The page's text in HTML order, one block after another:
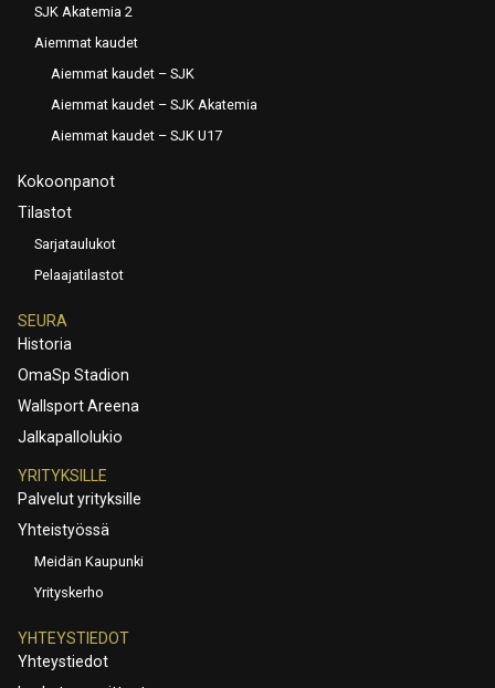
SJK Akatemia 2
Aiemmat kaudet
Aiemmat kaudet – SJK
Aiemmat kaudet – SJK Akatemia
Aiemmat kaudet – SJK U17
Kokoonpanot
Tilastot
Sarjataulukot
Pelaajatilastot
SEURA
Historia
OmaSp Stadion
Wallsport Areena
Jalkapallolukio
YRITYKSILLE
Palvelut yrityksille
Yhteistyössä
Meidän Kaupunki
Yrityskerho
YHTEYSTIEDOT
Yhteystiedot